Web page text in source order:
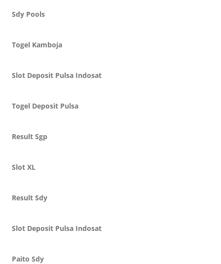
Sdy Pools
Togel Kamboja
Slot Deposit Pulsa Indosat
Togel Deposit Pulsa
Result Sgp
Slot XL
Result Sdy
Slot Deposit Pulsa Indosat
Paito Sdy